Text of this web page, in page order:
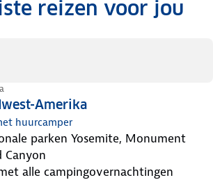
reizen voor jou
Amerika
huurcamper
Canyon